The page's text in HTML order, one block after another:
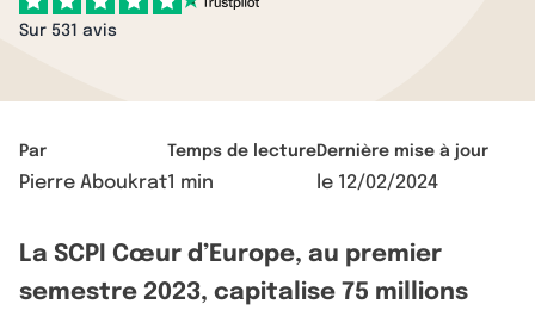
Sur 531 avis
Par
Pierre Aboukrat
Temps de lecture
1 min
Dernière mise à jour
le 12/02/2024
La SCPI Cœur d’Europe, au premier
semestre 2023, capitalise 75 millions